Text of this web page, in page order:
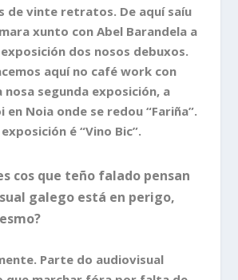
de vinte retratos. De aquí saíu
xunto con Abel Barandela a
dos nosos debuxos.
aquí no café work con
nosa segunda exposición, a
Noia onde se redou “Fariña”.
é “Vino Bic”.
cos que teño falado pensan
galego está en perigo,
Parte do audiovisual